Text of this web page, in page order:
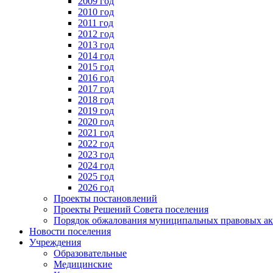
2010 год
2011 год
2012 год
2013 год
2014 год
2015 год
2016 год
2017 год
2018 год
2019 год
2020 год
2021 год
2022 год
2023 год
2024 год
2025 год
2026 год
Проекты постановлений
Проекты Решений Совета поселения
Порядок обжалования муниципальных правовых
Новости поселения
Учреждения
Образовательные
Медицинские